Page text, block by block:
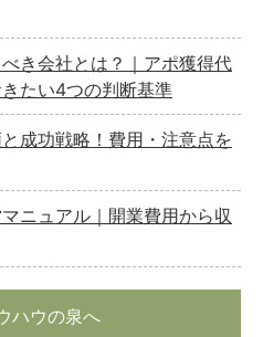
き会社とは？｜アポ獲得代
たい4つの判断基準
成功戦略！費用・注意点を
ニュアル｜開業費用から収
ハウの泉へ